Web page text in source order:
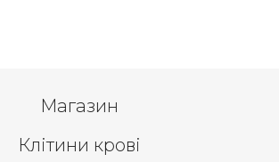
Магазин
Клітини крові